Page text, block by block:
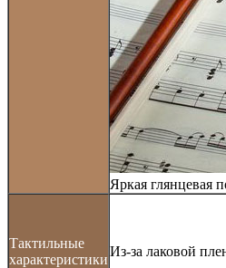
Яркая глянцевая
Тактильные
характеристики
Из-за лаковой